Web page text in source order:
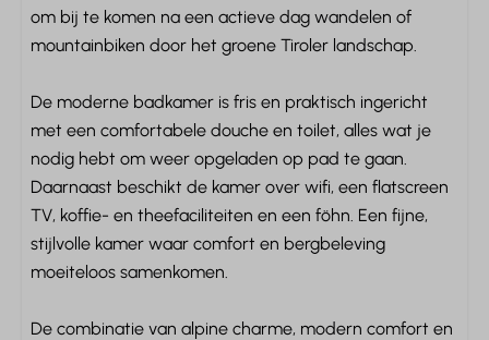
Verwarming & Verkoeling
Locatie
In de bergen
Dichtbij het zwembad
Met zicht op bergen
Aan de bosrand
om bij te komen na een actieve dag wandelen of
mountainbiken door het groene Tiroler landschap.
De moderne badkamer is fris en praktisch ingericht
met een comfortabele douche en toilet, alles wat je
nodig hebt om weer opgeladen op pad te gaan.
Daarnaast beschikt de kamer over wifi, een flatscreen
TV, koffie- en theefaciliteiten en een föhn. Een fijne,
stijlvolle kamer waar comfort en bergbeleving
moeiteloos samenkomen.
De combinatie van alpine charme, modern comfort en